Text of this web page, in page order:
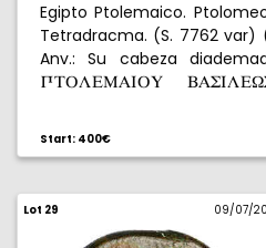
Egipto Ptolemaico.
Tetradracma. (S. 7762 var)
Anv.: Su cabeza
RXPLEMAIPY
incisiones en anverso.
certificado de autenticidad.
Start: 400€
Lot 29 09/07/